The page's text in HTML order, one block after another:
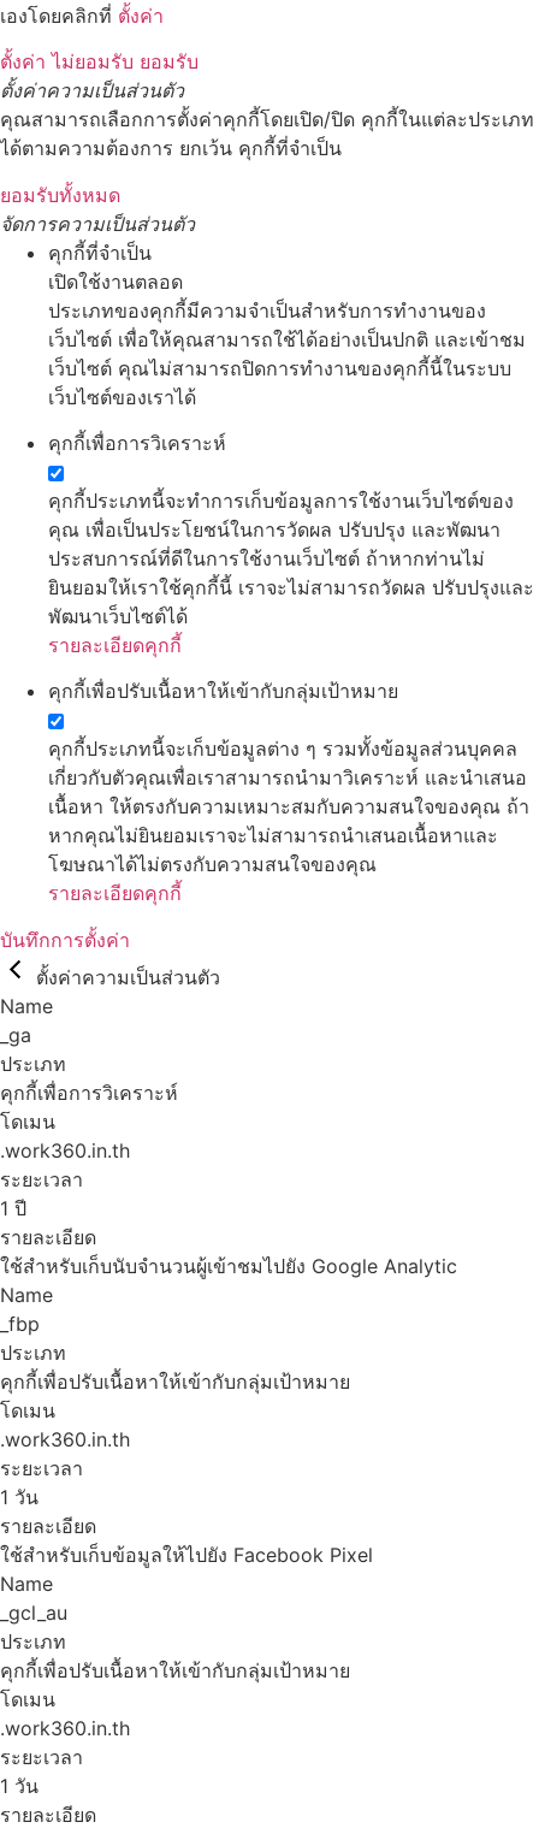
เองโดยคลิกที่ ตั้งค่า
ตั้งค่า ไม่ยอมรับ ยอมรับ
ตั้งค่าความเป็นส่วนตัว
คุณสามารถเลือกการตั้งค่าคุกกี้โดยเปิด/ปิด คุกกี้ในแต่ละประเภท
ได้ตามความต้องการ ยกเว้น คุกกี้ที่จำเป็น
ยอมรับทั้งหมด
จัดการความเป็นส่วนตัว
คุกกี้ที่จำเป็น
เปิดใช้งานตลอด
ประเภทของคุกกี้มีความจำเป็นสำหรับการทำงานของ
เว็บไซต์ เพื่อให้คุณสามารถใช้ได้อย่างเป็นปกติ และเข้าชม
เว็บไซต์ คุณไม่สามารถปิดการทำงานของคุกกี้นี้ในระบบ
เว็บไซต์ของเราได้
คุกกี้เพื่อการวิเคราะห์
คุกกี้ประเภทนี้จะทำการเก็บข้อมูลการใช้งานเว็บไซต์ของ
คุณ เพื่อเป็นประโยชน์ในการวัดผล ปรับปรุง และพัฒนา
ประสบการณ์ที่ดีในการใช้งานเว็บไซต์ ถ้าหากท่านไม่
ยินยอมให้เราใช้คุกกี้นี้ เราจะไม่สามารถวัดผล ปรับปรุงและ
พัฒนาเว็บไซต์ได้
รายละเอียดคุกกี้
คุกกี้เพื่อปรับเนื้อหาให้เข้ากับกลุ่มเป้าหมาย
คุกกี้ประเภทนี้จะเก็บข้อมูลต่าง ๆ รวมทั้งข้อมูลส่วนบุคคล
เกี่ยวกับตัวคุณเพื่อเราสามารถนำมาวิเคราะห์ และนำเสนอ
เนื้อหา ให้ตรงกับความเหมาะสมกับความสนใจของคุณ ถ้า
หากคุณไม่ยินยอมเราจะไม่สามารถนำเสนอเนื้อหาและ
โฆษณาได้ไม่ตรงกับความสนใจของคุณ
รายละเอียดคุกกี้
บันทึกการตั้งค่า
ตั้งค่าความเป็นส่วนตัว
Name
_ga
ประเภท
คุกกี้เพื่อการวิเคราะห์
โดเมน
.work360.in.th
ระยะเวลา
1 ปี
รายละเอียด
ใช้สำหรับเก็บนับจำนวนผู้เข้าชมไปยัง Google Analytic
Name
_fbp
ประเภท
คุกกี้เพื่อปรับเนื้อหาให้เข้ากับกลุ่มเป้าหมาย
โดเมน
.work360.in.th
ระยะเวลา
1 วัน
รายละเอียด
ใช้สำหรับเก็บข้อมูลให้ไปยัง Facebook Pixel
Name
_gcl_au
ประเภท
คุกกี้เพื่อปรับเนื้อหาให้เข้ากับกลุ่มเป้าหมาย
โดเมน
.work360.in.th
ระยะเวลา
1 วัน
รายละเอียด